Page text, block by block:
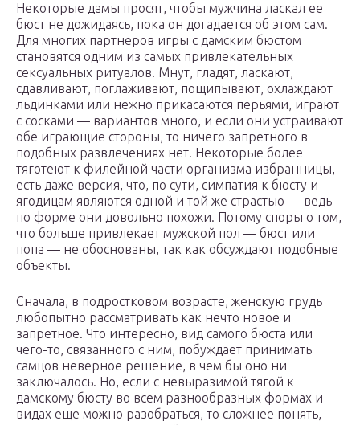
Некоторые дамы просят, чтобы мужчина ласкал ее
бюст не дожидаясь, пока он догадается об этом сам.
Для многих партнеров игры с дамским бюстом
становятся одним из самых привлекательных
сексуальных ритуалов. Мнут, гладят, ласкают,
сдавливают, поглаживают, пощипывают, охлаждают
льдинками или нежно прикасаются перьями, играют
с сосками — вариантов много, и если они устраивают
обе играющие стороны, то ничего запретного в
подобных развлечениях нет. Некоторые более
тяготеют к филейной части организма избранницы,
есть даже версия, что, по сути, симпатия к бюсту и
ягодицам являются одной и той же страстью — ведь
по форме они довольно похожи. Потому споры о том,
что больше привлекает мужской пол — бюст или
попа — не обоснованы, так как обсуждают подобные
объекты.
Сначала, в подростковом возрасте, женскую грудь
любопытно рассматривать как нечто новое и
запретное. Что интересно, вид самого бюста или
чего-то, связанного с ним, побуждает принимать
самцов неверное решение, в чем бы оно ни
заключалось. Но, если с невыразимой тягой к
дамскому бюсту во всем разнообразных формах и
видах еще можно разобраться, то сложнее понять,